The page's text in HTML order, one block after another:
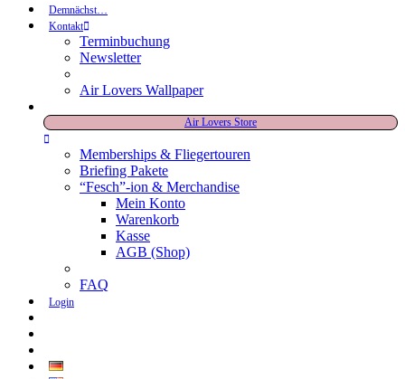
Demnächst…
Kontakt
Terminbuchung
Newsletter
Air Lovers Wallpaper
Air Lovers Store
Memberships & Fliegertouren
Briefing Pakete
“Fesch”-ion & Merchandise
Mein Konto
Warenkorb
Kasse
AGB (Shop)
FAQ
Login